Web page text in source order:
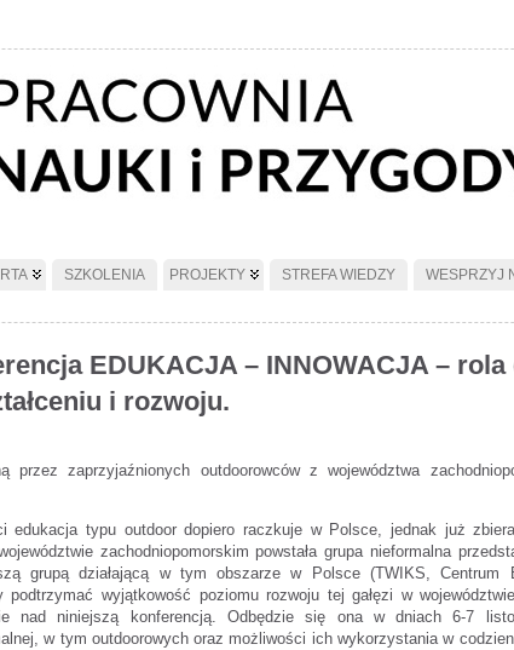
SZKOLENIA PROJEKTY STREFA WIEDZY WESPRZYJ
EDUKACJA – INNOWACJA –
i rozwoju.
przez zaprzyjaźnionych outdoorowców z województwa
edukacja typu outdoor dopiero raczkuje w Polsce, jednak już
zachodniopomorskim powstała grupa nieformalna
grupą działającą w tym obszarze w Polsce (TWIKS, Centrum
wyjątkowość poziomu rozwoju tej gałęzi w
nad niniejszą konferencją. Odbędzie się ona w dniach 6-7
w tym outdoorowych oraz możliwości ich wykorzystania w